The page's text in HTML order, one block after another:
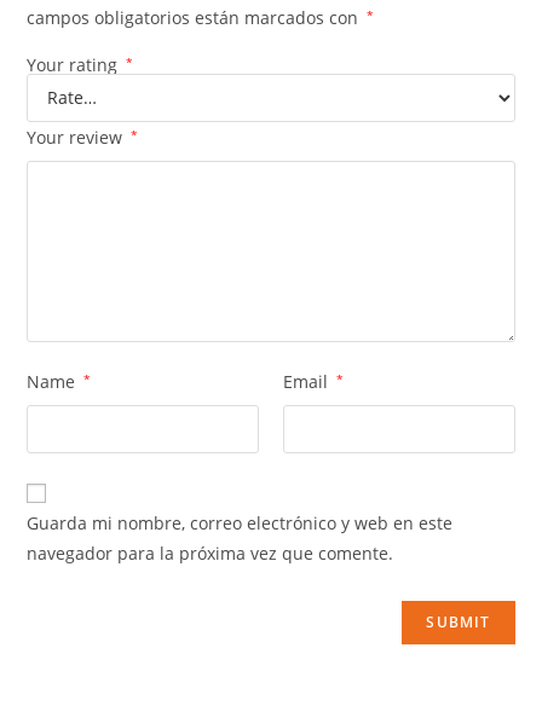
campos obligatorios están marcados con
*
Your rating *
Your review *
Name * Email *
Guarda mi nombre, correo electrónico y web en este
navegador para la próxima vez que comente.